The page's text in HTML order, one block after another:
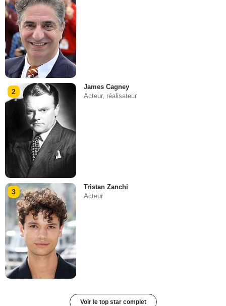
2
James Cagney
Acteur, réalisateur
3
Tristan Zanchi
Acteur
Voir le top star complet